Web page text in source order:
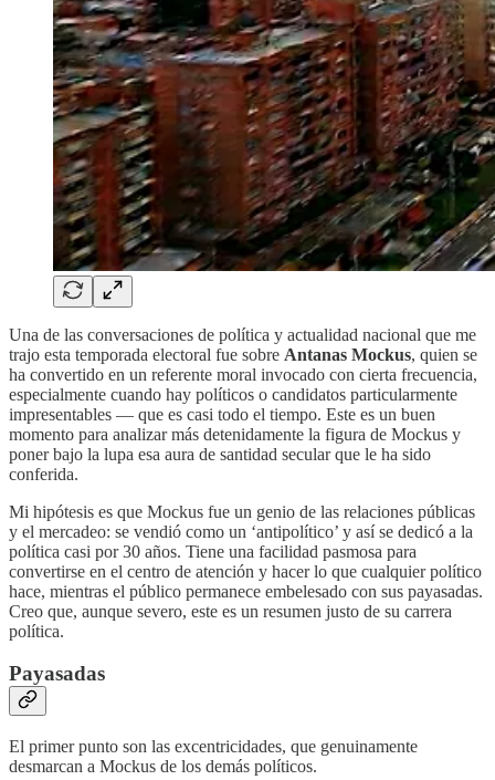
Una de las conversaciones de política y actualidad nacional que me
trajo esta temporada electoral fue sobre Antanas Mockus, quien se
ha convertido en un referente moral invocado con cierta frecuencia,
especialmente cuando hay políticos o candidatos particularmente
impresentables — que es casi todo el tiempo. Este es un buen
momento para analizar más detenidamente la figura de Mockus y
poner bajo la lupa esa aura de santidad secular que le ha sido
conferida.
Mi hipótesis es que Mockus fue un genio de las relaciones públicas
y el mercadeo: se vendió como un ‘antipolítico’ y así se dedicó a la
política casi por 30 años. Tiene una facilidad pasmosa para
convertirse en el centro de atención y hacer lo que cualquier político
hace, mientras el público permanece embelesado con sus payasadas.
Creo que, aunque severo, este es un resumen justo de su carrera
política.
Payasadas
El primer punto son las excentricidades, que genuinamente
desmarcan a Mockus de los demás políticos.